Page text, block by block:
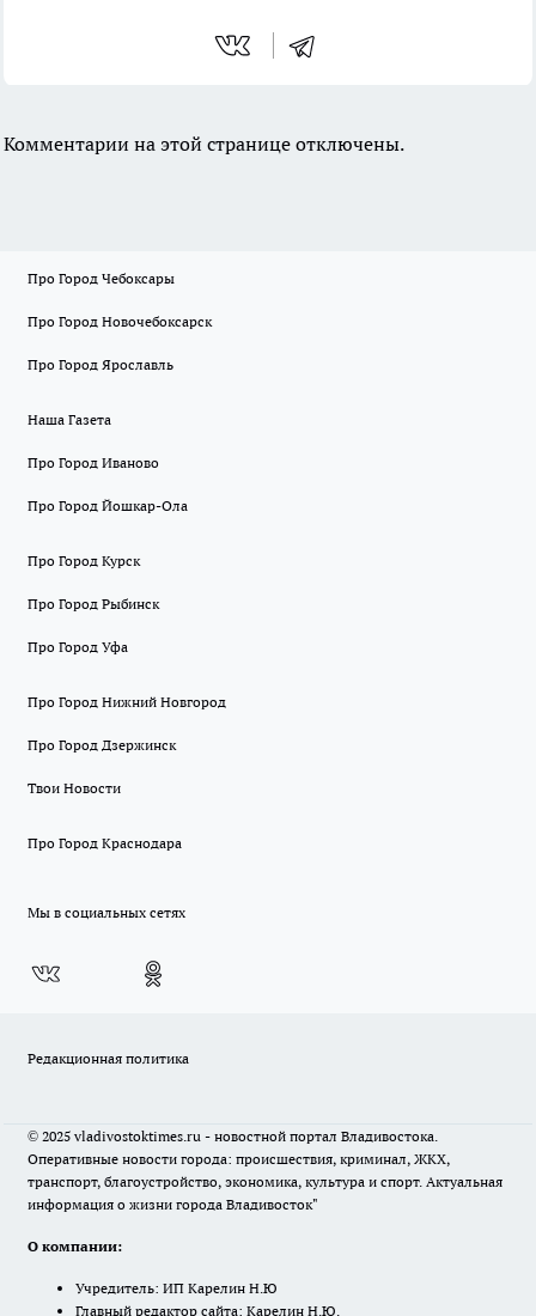
Комментарии на этой странице отключены.
Про Город Чебоксары
Про Город Новочебоксарск
Про Город Ярославль
Наша Газета
Про Город Иваново
Про Город Йошкар-Ола
Про Город Курск
Про Город Рыбинск
Про Город Уфа
Про Город Нижний Новгород
Про Город Дзержинск
Твои Новости
Про Город Краснодара
Мы в социальных сетях
Редакционная политика
© 2025 vladivostoktimes.ru - новостной портал Владивостока.
Оперативные новости города: происшествия, криминал, ЖКХ,
транспорт, благоустройство, экономика, культура и спорт. Актуальная
информация о жизни города Владивосток"
О компании:
Учредитель: ИП Карелин Н.Ю
Главный редактор сайта: Карелин Н.Ю.